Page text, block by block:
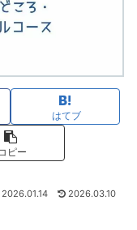
はてブ
コピー
2026.01.14 2026.03.10